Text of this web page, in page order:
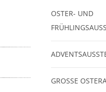
OSTER- UND
GROSSE